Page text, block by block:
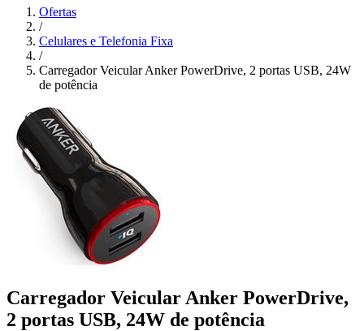
Ofertas
/
Celulares e Telefonia Fixa
/
Carregador Veicular Anker PowerDrive, 2 portas USB, 24W
de potência
Carregador Veicular Anker PowerDrive,
2 portas USB, 24W de potência